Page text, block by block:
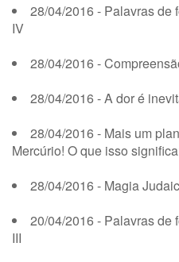
28/04/2016 - Palavras de
IV
28/04/2016 -
28/04/2016 - A dor é
28/04/2016 - Mais um
Mercúrio! O que isso
28/04/2016 - Magia
20/04/2016 - Palavras de
III